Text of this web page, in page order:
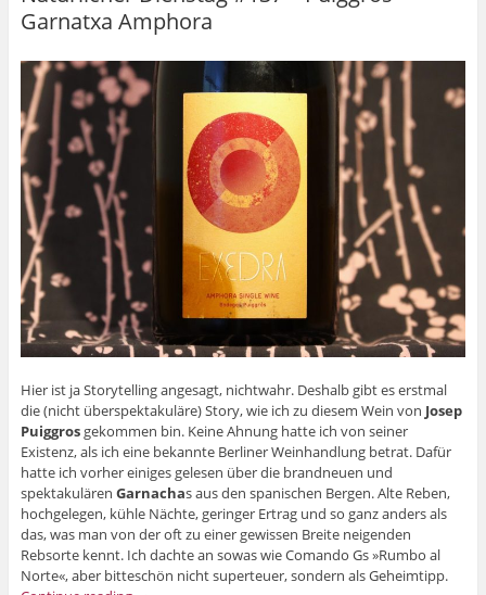
Garnatxa Amphora
Hier ist ja Storytelling angesagt, nichtwahr. Deshalb gibt es erstmal
die (nicht überspektakuläre) Story, wie ich zu diesem Wein von Josep
Puiggrosgekommen bin. Keine Ahnung hatte ich von seiner
Existenz, als ich eine bekannte Berliner Weinhandlung betrat. Dafür
hatte ich vorher einiges gelesen über die brandneuen und
spektakulären Garnachas aus den spanischen Bergen. Alte Reben,
hochgelegen, kühle Nächte, geringer Ertrag und so ganz anders als
das, was man von der oft zu einer gewissen Breite neigenden
Rebsorte kennt. Ich dachte an sowas wie Comando Gs »Rumbo al
Norte«, aber bitteschön nicht superteuer, sondern als Geheimtipp.